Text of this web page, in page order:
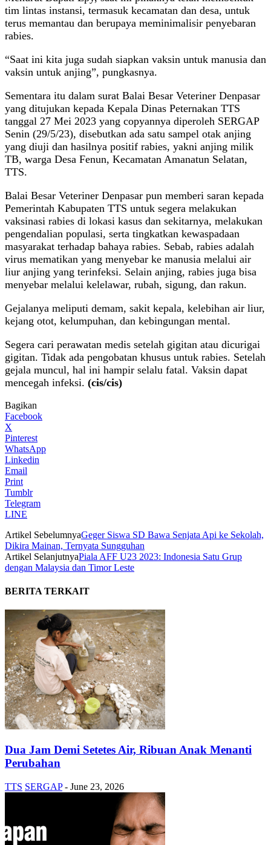
tim lintas instansi, termasuk kecamatan dan desa, untuk
terus memantau dan berupaya meminimalisir penyebaran
rabies.
“Saat ini kita juga sudah siapkan vaksin untuk manusia dan
vaksin untuk anjing”, pungkasnya.
Sementara itu dalam surat Balai Besar Veteriner Denpasar
yang ditujukan kepada Kepala Dinas Peternakan TTS
tanggal 27 Mei 2023 yang copyannya diperoleh SERGAP
Senin (29/5/23), disebutkan ada satu sampel otak anjing
yang diuji dan hasilnya positif rabies, yakni anjing milik
TB, warga Desa Fenun, Kecamatan Amanatun Selatan,
TTS.
Balai Besar Veteriner Denpasar pun memberi saran kepada
Pemerintah Kabupaten TTS untuk segera melakukan
vaksinasi rabies di lokasi kasus dan sekitarnya, melakukan
pengendalian populasi, serta tingkatkan kewaspadaan
masyarakat terhadap bahaya rabies. Sebab, rabies adalah
virus mematikan yang menyebar ke manusia melalui air
liur anjing yang terinfeksi. Selain anjing, rabies juga bisa
menyebar melalui kelelawar, rubah, sigung, dan rakun.
Gejalanya meliputi demam, sakit kepala, kelebihan air liur,
kejang otot, kelumpuhan, dan kebingungan mental.
Segera cari perawatan medis setelah gigitan atau dicurigai
gigitan. Tidak ada pengobatan khusus untuk rabies. Setelah
gejala muncul, hal ini hampir selalu fatal. Vaksin dapat
mencegah infeksi. (cis/cis)
Bagikan
Facebook
X
Pinterest
WhatsApp
Linkedin
Email
Print
Tumblr
Telegram
LINE
Artikel SebelumnyaGeger Siswa SD Bawa Senjata Api ke Sekolah,
Dikira Mainan, Ternyata Sungguhan
Artikel SelanjutnyaPiala AFF U23 2023: Indonesia Satu Grup
dengan Malaysia dan Timor Leste
BERITA TERKAIT
Dua Jam Demi Setetes Air, Ribuan Anak Menanti
Perubahan
TTS SERGAP - June 23, 2026